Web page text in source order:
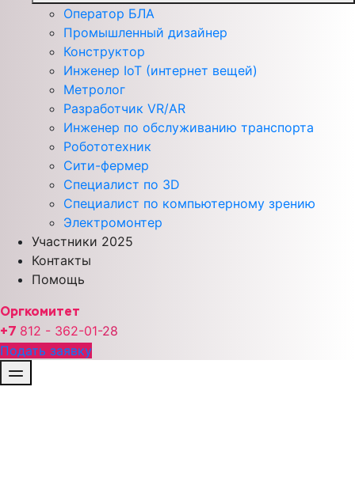
Оператор БЛА
Промышленный дизайнер
Конструктор
Инженер IoT (интернет вещей)
Метролог
Разработчик VR/AR
Инженер по обслуживанию транспорта
Робототехник
Сити-фермер
Специалист по 3D
Специалист по компьютерному зрению
Электромонтер
Участники 2025
Контакты
Помощь
Оргкомитет
+7 812 - 362-01-28
Подать заявку